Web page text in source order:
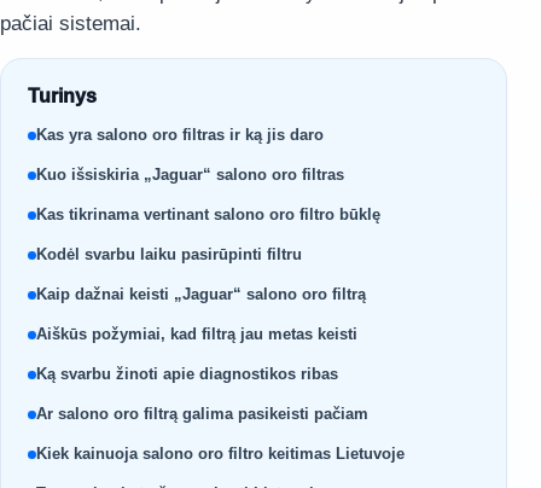
pačiai sistemai.
Turinys
Kas yra salono oro filtras ir ką jis daro
Kuo išsiskiria „Jaguar“ salono oro filtras
Kas tikrinama vertinant salono oro filtro būklę
Kodėl svarbu laiku pasirūpinti filtru
Kaip dažnai keisti „Jaguar“ salono oro filtrą
Aiškūs požymiai, kad filtrą jau metas keisti
Ką svarbu žinoti apie diagnostikos ribas
Ar salono oro filtrą galima pasikeisti pačiam
Kiek kainuoja salono oro filtro keitimas Lietuvoje